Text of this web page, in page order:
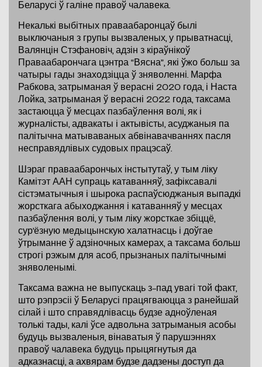
Беларусі ў галіне правоў чалавека.
Некалькі выбітных праваабаронцаў былі
выключаныя з групы вызваленых, у прыватнасці,
Валянцін Стэфановіч, адзін з кіраўнікоў
Праваабарончага цэнтра “Вясна”, які ўжо больш за
чатыры гады знаходзіцца ў зняволенні. Марфа
Рабкова, затрыманая ў верасні 2020 года, і Наста
Лойка, затрыманая ў верасні 2022 года, таксама
застаюцца ў месцах пазбаўлення волі, як і
журналісты, адвакаты і актывісты, асуджаныя па
палітычна матываваных абвінавачваннях пасля
несправядлівых судовых працэсаў.
Шэраг праваабарончых інстытутаў, у тым ліку
Камітэт ААН супраць катаванняў, зафіксавалі
сістэматычныя і шырока распаўсюджаныя выпадкі
жорсткага абыходжання і катаванняў у месцах
пазбаўлення волі, у тым ліку жорсткае збіццё,
сур’ёзную медыцынскую халатнасць і доўгае
ўтрыманне ў адзіночных камерах, а таксама больш
строгі рэжым для асоб, прызнаных палітычнымі
зняволенымі.
Таксама важна не выпускаць з-пад увагі той факт,
што рэпрэсіі ў Беларусі працягваюцца з ранейшай
сілай і што справядлівасць будзе адноўленая
толькі тады, калі ўсе адвольна затрыманыя асобы
будуць вызваленыя, вінаватыя ў парушэннях
правоў чалавека будуць прыцягнутыя да
адказнасці, а ахвярам будзе дадзены доступ да